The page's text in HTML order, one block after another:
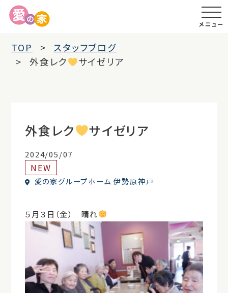
メニュー
TOP
スタッフブログ
外食レク
サイゼリア
外食レク サイゼリア
2024/05/07
NEW
愛の家グループホーム 伊勢原神戸
５月３日（金） 晴れ